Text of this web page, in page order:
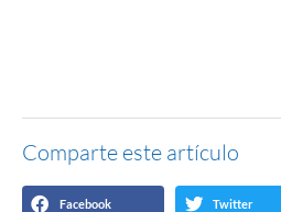
Comparte este artículo
Facebook Twitter